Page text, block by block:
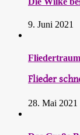
9. Juni 2021
Flieder
28. Mai 2021